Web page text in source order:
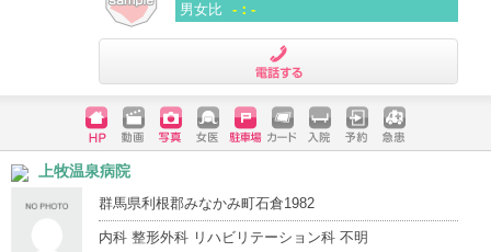
男女比 -：-
ホームペ
ージ
動画 写真 女医 駐車場
クレジッ
入院 予約 急患
上牧温泉病院
群馬県利根郡みなかみ町石倉1982
内科 整形外科 リハビリテーション科 不明